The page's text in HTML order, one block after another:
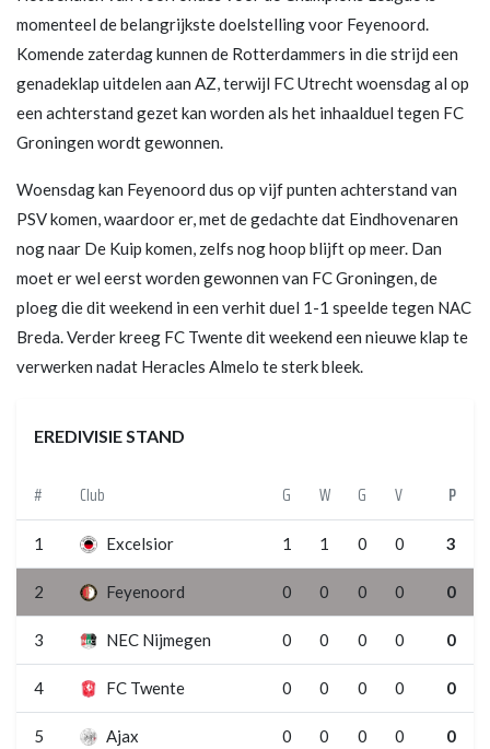
momenteel de belangrijkste doelstelling voor Feyenoord.
Komende zaterdag kunnen de Rotterdammers in die strijd een
genadeklap uitdelen aan AZ, terwijl FC Utrecht woensdag al op
een achterstand gezet kan worden als het inhaalduel tegen FC
Groningen wordt gewonnen.
Woensdag kan Feyenoord dus op vijf punten achterstand van
PSV komen, waardoor er, met de gedachte dat Eindhovenaren
nog naar De Kuip komen, zelfs nog hoop blijft op meer. Dan
moet er wel eerst worden gewonnen van FC Groningen, de
ploeg die dit weekend in een verhit duel 1-1 speelde tegen NAC
Breda. Verder kreeg FC Twente dit weekend een nieuwe klap te
verwerken nadat Heracles Almelo te sterk bleek.
EREDIVISIE STAND
# Club G W G V P
1 Excelsior 1 1 0 0 3
2 Feyenoord 0 0 0 0 0
3 NEC Nijmegen 0 0 0 0 0
4 FC Twente 0 0 0 0 0
5 Ajax 0 0 0 0 0